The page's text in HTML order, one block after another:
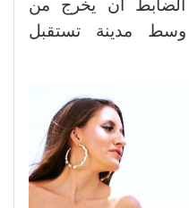
أن يخرج من
مدينة تستقبل